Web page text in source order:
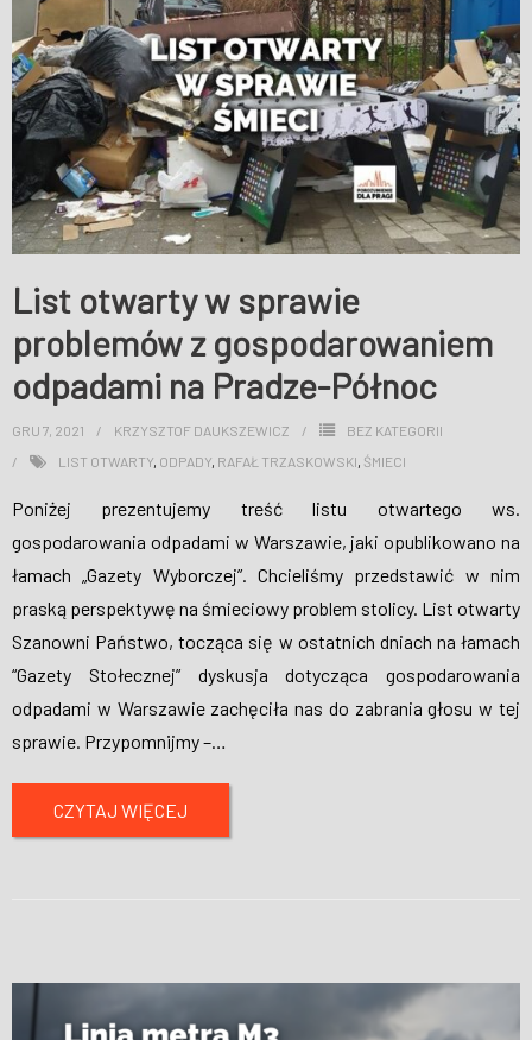
List otwarty w sprawie
problemów z gospodarowaniem
odpadami na Pradze-Północ
GRU 7, 2021 KRZYSZTOF DAUKSZEWICZ
BEZ KATEGORII
LIST OTWARTY, ODPADY, RAFAŁ TRZASKOWSKI, ŚMIECI
Poniżej prezentujemy treść listu otwartego ws.
gospodarowania odpadami w Warszawie, jaki opublikowano na
łamach „Gazety Wyborczej”. Chcieliśmy przedstawić w nim
praską perspektywę na śmieciowy problem stolicy. List otwarty
Szanowni Państwo, tocząca się w ostatnich dniach na łamach
“Gazety Stołecznej” dyskusja dotycząca gospodarowania
odpadami w Warszawie zachęciła nas do zabrania głosu w tej
sprawie. Przypomnijmy –…
CZYTAJ WIĘCEJ